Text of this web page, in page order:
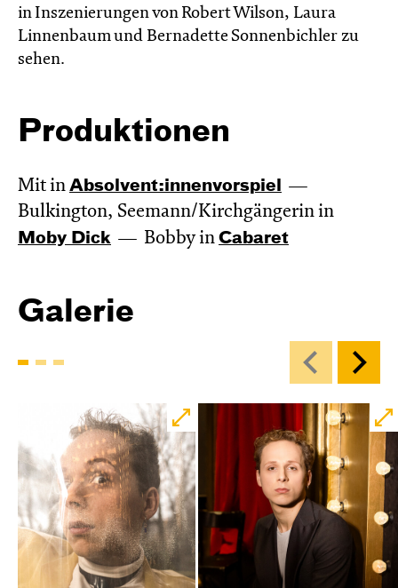
in Inszenierungen von Robert Wilson, Laura
Linnenbaum und Bernadette Sonnenbichler zu
sehen.
Produktionen
Mit in Absol­vent:innen­vor­spiel
Bulkington, Seemann/Kirchgängerin in
Moby Dick Bobby in Cabaret
Galerie